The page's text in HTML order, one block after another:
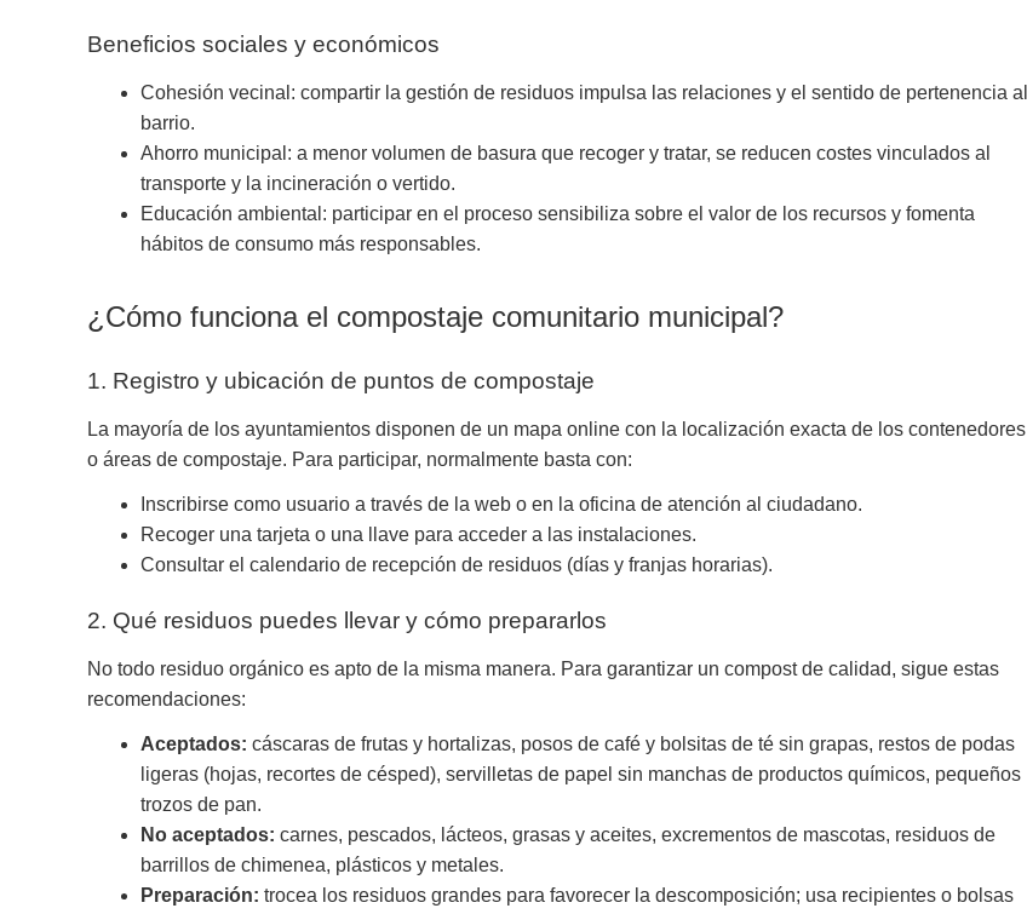
Beneficios sociales y económicos
Cohesión vecinal: compartir la gestión de residuos impulsa las relaciones y el sentido de pertenencia al
barrio.
Ahorro municipal: a menor volumen de basura que recoger y tratar, se reducen costes vinculados al
transporte y la incineración o vertido.
Educación ambiental: participar en el proceso sensibiliza sobre el valor de los recursos y fomenta
hábitos de consumo más responsables.
¿Cómo funciona el compostaje comunitario municipal?
1. Registro y ubicación de puntos de compostaje
La mayoría de los ayuntamientos disponen de un mapa online con la localización exacta de los contenedores
o áreas de compostaje. Para participar, normalmente basta con:
Inscribirse como usuario a través de la web o en la oficina de atención al ciudadano.
Recoger una tarjeta o una llave para acceder a las instalaciones.
Consultar el calendario de recepción de residuos (días y franjas horarias).
2. Qué residuos puedes llevar y cómo prepararlos
No todo residuo orgánico es apto de la misma manera. Para garantizar un compost de calidad, sigue estas
recomendaciones:
Aceptados: cáscaras de frutas y hortalizas, posos de café y bolsitas de té sin grapas, restos de podas
ligeras (hojas, recortes de césped), servilletas de papel sin manchas de productos químicos, pequeños
trozos de pan.
No aceptados: carnes, pescados, lácteos, grasas y aceites, excrementos de mascotas, residuos de
barrillos de chimenea, plásticos y metales.
Preparación: trocea los residuos grandes para favorecer la descomposición; usa recipientes o bolsas